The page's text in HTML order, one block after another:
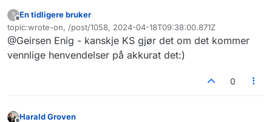
?
Frakoblet
En tidligere bruker
topic:wrote-on, /post/1058, 2024-04-18T09:38:00.871Z
Sist endret av
@Geirsen Enig - kanskje KS gjør det om det kommer
vennlige henvendelser på akkurat det:)
0
Harald Groven